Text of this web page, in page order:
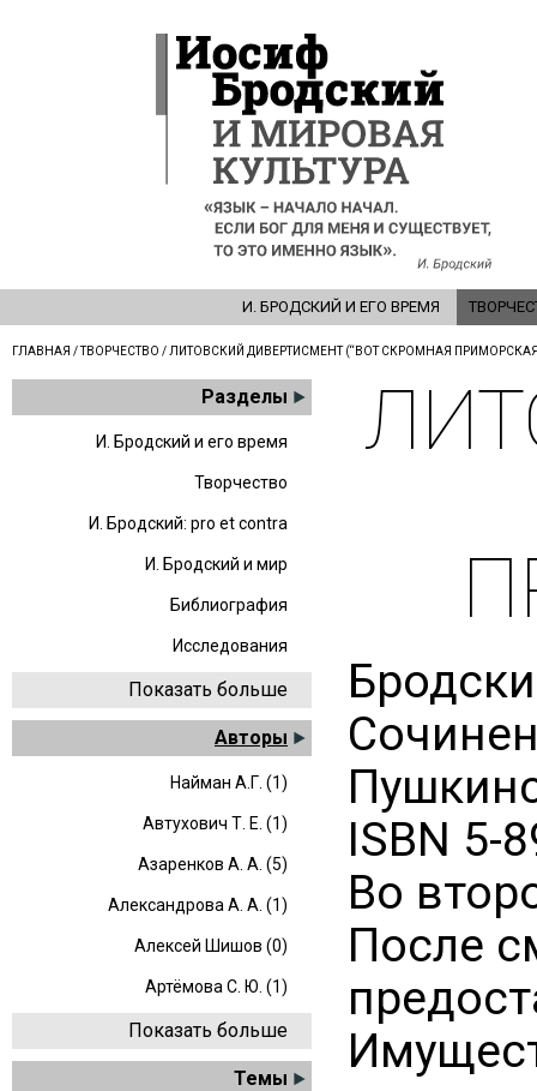
И. БРОДСКИЙ И ЕГО ВРЕМЯ
ГЛАВНАЯ /ТВОРЧЕСТВО / ЛИТОВСКИЙ ДИВЕРТИСМЕНТ (“ВОТ СКРОМНАЯ ПРИМОРСКАЯ
Разделы
И. Бродский и его время
Творчество
И. Бродский: pro et contra
И. Бродский и мир
Библиография
Исследования
Показать больше
Авторы
Найман А.Г. (1)
Автухович Т. Е. (1)
Азаренков А. А. (5)
Александрова А. А. (1)
Алексей Шишов (0)
Артёмова С. Ю. (1)
Показать больше
Темы
ISBN 5-
Во
После